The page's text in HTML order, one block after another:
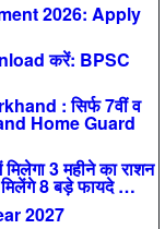
2026: Apply
करें: BPSC
: सिर्फ 7वीं व
Home Guard
3 महीने का राशन
मिलेंगे 8 बड़े फायदे …
2027